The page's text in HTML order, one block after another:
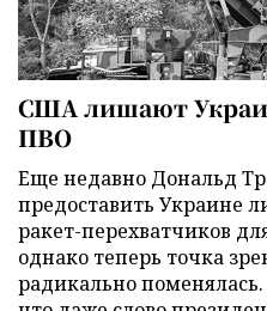
США лишают
ПВО
Еще недавно Дональд
предоставить Украине
ракет-перехватчиков
однако теперь точка
радикально